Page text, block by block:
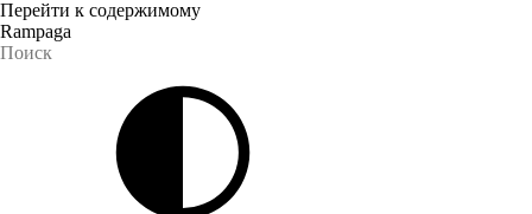
Перейти к содержимому
Rampaga